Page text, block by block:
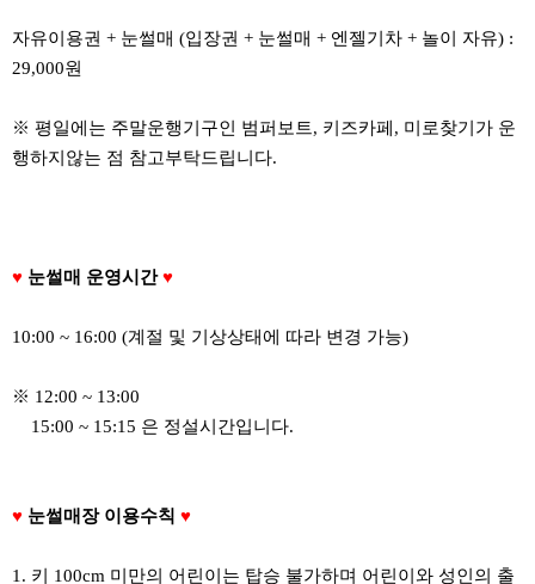
자유이용권 + 눈썰매 (입장권 + 눈썰매 + 엔젤기차 + 놀이 자유) :
29,000원
※ 평일에는 주말운행기구인 범퍼보트, 키즈카페, 미로찾기가 운
행하지않는 점 참고부탁드립니다.​
♥ 눈썰매 운영시간♥
10:00 ~ 16:00 (계절 및 기상상태에 따라 변경 가능)
※ 12:00 ~ 13:00
15:00 ~ 15:15 은 정설시간입니다.
♥ 눈썰매장 이용수칙 ♥
1. 키 100cm 미만의 어린이는 탑승 불가하며 어린이와 성인의 출